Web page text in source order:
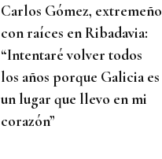
Carlos Gómez, extremeño
con raíces en Ribadavia:
“Intentaré volver todos
los años porque Galicia es
un lugar que llevo en mi
corazón”